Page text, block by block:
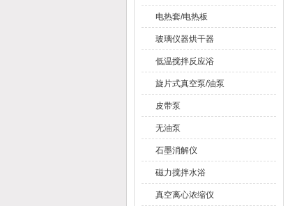
电热套/电热板
玻璃仪器烘干器
低温搅拌反应浴
旋片式真空泵/油泵
皮带泵
无油泵
石墨消解仪
磁力搅拌水浴
真空离心浓缩仪